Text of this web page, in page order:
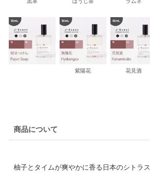
紫陽花 花見酒
商品について
柚子とタイムが爽やかに香る日本のシトラス